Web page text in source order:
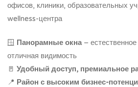
офисов, клиники, образовательных
wellness-центра
🪟 Панорамные окна–
отличная видимость
🚪 Удобный доступ, премиальное
📍 Район с высоким бизнес-